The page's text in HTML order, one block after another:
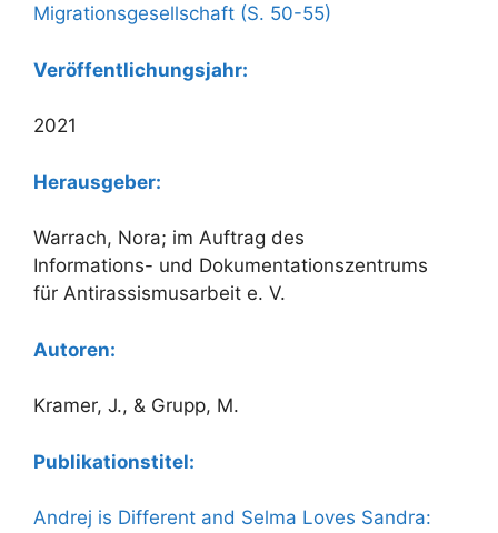
Migrationsgesellschaft (S. 50-55)
Veröffentlichungsjahr:
2021
Herausgeber:
Warrach, Nora; im Auftrag des
Informations- und Dokumentationszentrums
für Antirassismusarbeit e. V.
Autoren:
Kramer, J., & Grupp, M.
Publikationstitel:
Andrej is Different and Selma Loves Sandra: